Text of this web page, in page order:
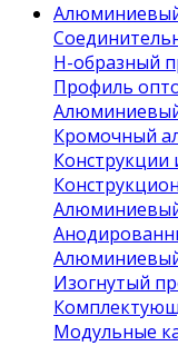
Н-образный
Профиль
Кромочный
Изогнутый
Модульные